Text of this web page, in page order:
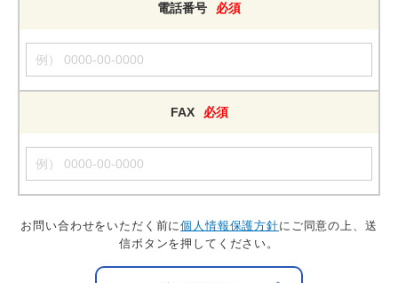
電話番号 必須
FAX 必須
お問い合わせをいただく前に個人情報保護方針にご同意の上、送
信ボタンを押してください。